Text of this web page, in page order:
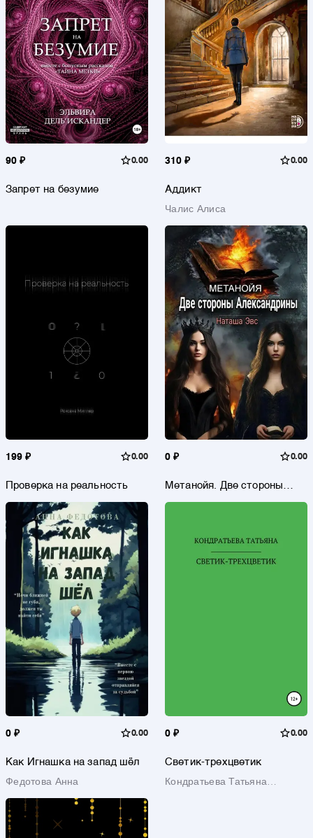
90 ₽ 0.00
Запрет на безумие
310 ₽ 0.00
Аддикт
Чалис Алиса
199 ₽ 0.00
Проверка на реальность
0 ₽ 0.00
Метанойя. Две стороны
0 ₽ 0.00
Как Игнашка на запад шёл
Федотова Анна
0 ₽ 0.00
Светик-трехцветик
Кондратьева Татьяна